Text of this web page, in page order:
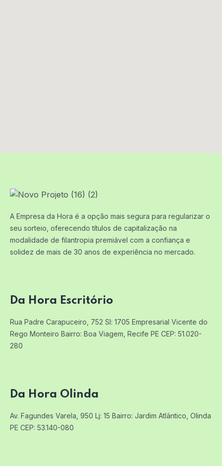
A Empresa da Hora é a opção mais segura para regularizar o
seu sorteio, oferecendo títulos de capitalização na
modalidade de filantropia premiável com a confiança e
solidez de mais de 30 anos de experiência no mercado.
Da Hora Escritório
Rua Padre Carapuceiro, 752 Sl: 1705 Empresarial Vicente do
Rego Monteiro Bairro: Boa Viagem, Recife PE CEP: 51.020-
280
Da Hora Olinda
Av. Fagundes Varela, 950 Lj: 15 Bairro: Jardim Atlântico, Olinda
PE CEP: 53.140-080